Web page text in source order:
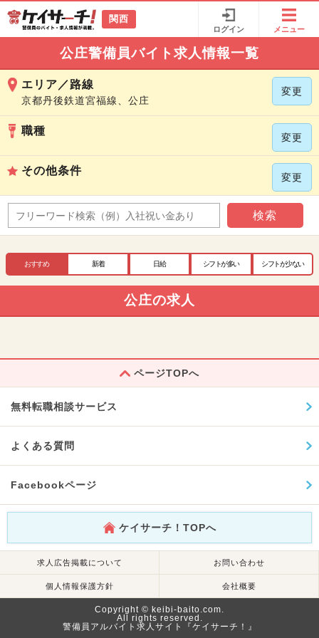
関西
ログイン メニュー
公庄警備員バイト求人情報一覧
エリア／路線
京都丹後鉄道宮福線、公庄
変更
職種
変更
その他条件
変更
検索
おすすめ 新着 日給 シフトが多い シフトが少ない
公庄の求人
ページTOPへ
無料転職相談サービス
よくある質問
Facebookページ
ケイサーチ！TOPへ
求人広告掲載について お問い合わせ
個人情報保護方針 会社概要
Copyright © keibi-baito.com.
All rights reserved.
警備員アルバイト求人サイト『ケイサーチ！』